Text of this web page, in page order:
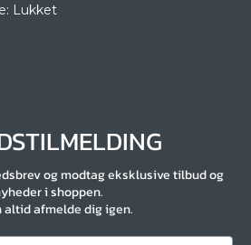
Lukket
og modtag eksklusive tilbud og
i shoppen.
altid afmelde dig igen.